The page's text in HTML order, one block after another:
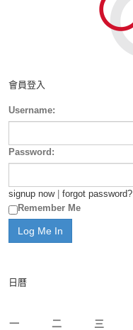
會員登入
Username:
Password:
signup now| forgot password?
Remember Me
日曆
一
二 三